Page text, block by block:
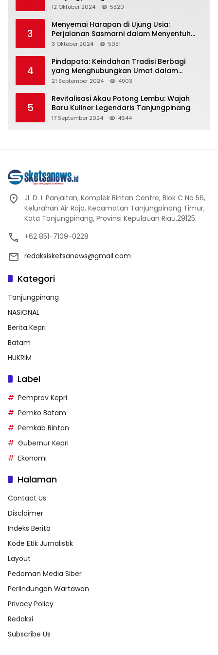
Representasi
12 Oktober 2024 5320
3
Menyemai Harapan di Ujung Usia:
Perjalanan Sasmarni dalam Menyentuh
Hati dan Jiwa
3 Oktober 2024 5051
4
Pindapata: Keindahan Tradisi Berbagi
yang Menghubungkan Umat dalam
Spiritualitas dan Kebersamaan dalam
21 September 2024 4903
5
Revitalisasi Akau Potong Lembu: Wajah
Baru Kuliner Legendaris Tanjungpinang
17 September 2024 4644
Jl. D. I. Panjaitan, Komplek Bintan Centre, Blok C No 56,
Kelurahan Air Raja, Kecamatan Tanjungpinang Timur,
Kota Tanjungpinang, Provinsi Kepulauan Riau.29125.
+62 851-7109-0228
redaksisketsanews@gmail.com
Kategori
Tanjungpinang
NASIONAL
Berita Kepri
Batam
HUKRIM
Label
Pemprov Kepri
Pemko Batam
Pemkab Bintan
Gubernur Kepri
Ekonomi
Halaman
Contact Us
Disclaimer
Indeks Berita
Kode Etik Jurnalistik
Layout
Pedoman Media Siber
Perlindungan Wartawan
Privacy Policy
Redaksi
Subscribe Us